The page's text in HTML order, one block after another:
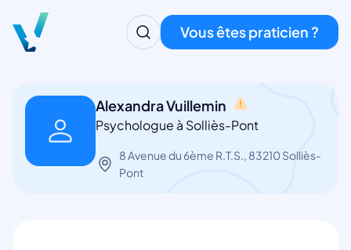
Vous êtes praticien ?
Alexandra Vuillemin
Psychologue à Solliès-Pont
8 Avenue du 6ème R.T.S., 83210 Solliès-
Pont